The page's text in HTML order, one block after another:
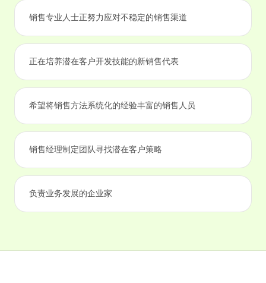
销售专业人士正努力应对不稳定的销售渠道
正在培养潜在客户开发技能的新销售代表
希望将销售方法系统化的经验丰富的销售人员
销售经理制定团队寻找潜在客户策略
负责业务发展的企业家